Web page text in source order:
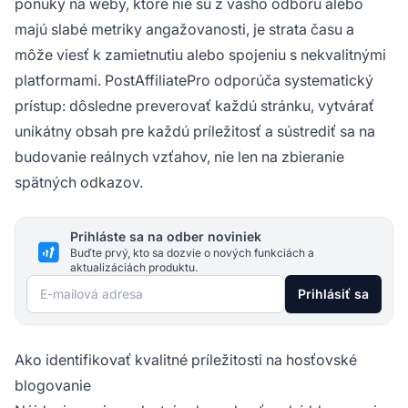
ponuky na weby, ktoré nie sú z vášho odboru alebo
majú slabé metriky angažovanosti, je strata času a
môže viesť k zamietnutiu alebo spojeniu s nekvalitnými
platformami. PostAffiliatePro odporúča systematický
prístup: dôsledne preverovať každú stránku, vytvárať
unikátny obsah pre každú príležitosť a sústrediť sa na
budovanie reálnych vzťahov, nie len na zbieranie
spätných odkazov.
Prihláste sa na odber noviniek
Buďte prvý, kto sa dozvie o nových funkciách a
aktualizáciách produktu.
E-mailová adresa Prihlásiť sa
Ako identifikovať kvalitné príležitosti na hosťovské
blogovanie